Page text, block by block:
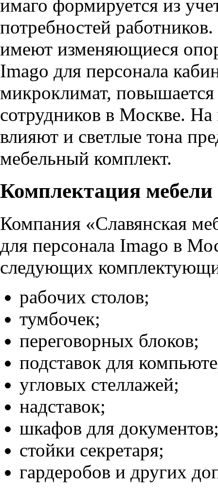
имаго формируется из
потребностей
имеют изменяющиеся
Imago для персонала
микроклимат, повышается
сотрудников в Москве.
влияют и светлые тона
мебельный комплект.
Комплектация
Компания «Славянская
для персонала Imago в
следующих
рабочих столов;
тумбочек;
переговорных блоков;
подставок для
угловых стеллажей;
надставок;
шкафов для
стойки секретаря;
гардеробов и других